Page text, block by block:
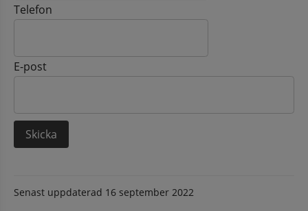
Telefon
E-post
Senast uppdaterad 16 september 2022